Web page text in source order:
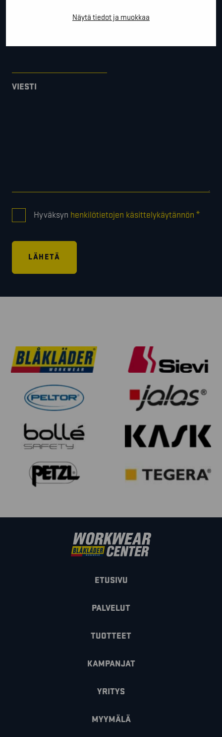
Näytä tiedot ja muokkaa
VIESTI
Hyväksyn henkilötietojen käsittelykäytännön *
ETUSIVU
PALVELUT
TUOTTEET
KAMPANJAT
YRITYS
MYYMÄLÄ